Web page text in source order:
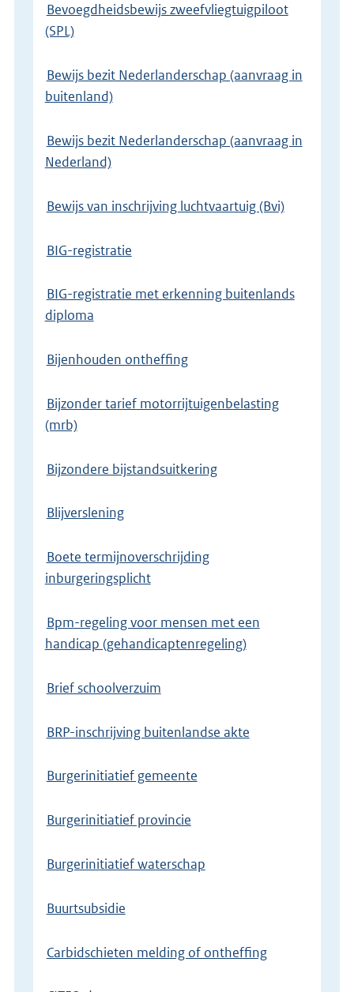
Bevoegdheidsbewijs zweefvliegtuigpiloot
(SPL)
Bewijs bezit Nederlanderschap (aanvraag in
buitenland)
Bewijs bezit Nederlanderschap (aanvraag in
Nederland)
Bewijs van inschrijving luchtvaartuig (Bvi)
BIG-registratie
BIG-registratie met erkenning buitenlands
diploma
Bijenhouden ontheffing
Bijzonder tarief motorrijtuigenbelasting
(mrb)
Bijzondere bijstandsuitkering
Blijverslening
Boete termijnoverschrijding
inburgeringsplicht
Bpm-regeling voor mensen met een
handicap (gehandicaptenregeling)
Brief schoolverzuim
BRP-inschrijving buitenlandse akte
Burgerinitiatief gemeente
Burgerinitiatief provincie
Burgerinitiatief waterschap
Buurtsubsidie
Carbidschieten melding of ontheffing